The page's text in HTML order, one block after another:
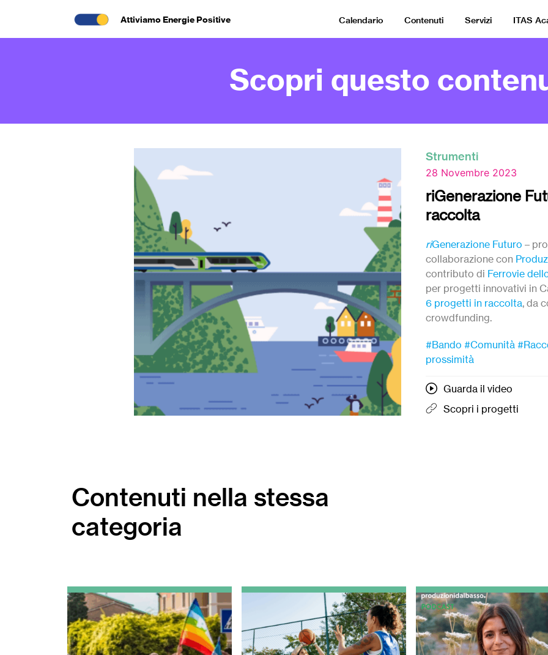
Attiviamo Energie Positive Calendario Contenuti Servizi ITAS
Scopri questo
Strumenti
28 Novembre 2023
riGenerazione
raccolta
riGenerazione Futuro –
collaborazione con
contributo di Ferrovie
per progetti innovativi in
6 progetti in raccolta, da
crowdfunding.
#Bando #Comunità
prossimità
Guarda il video
Scopri i progetti
Contenuti nella stessa
categoria